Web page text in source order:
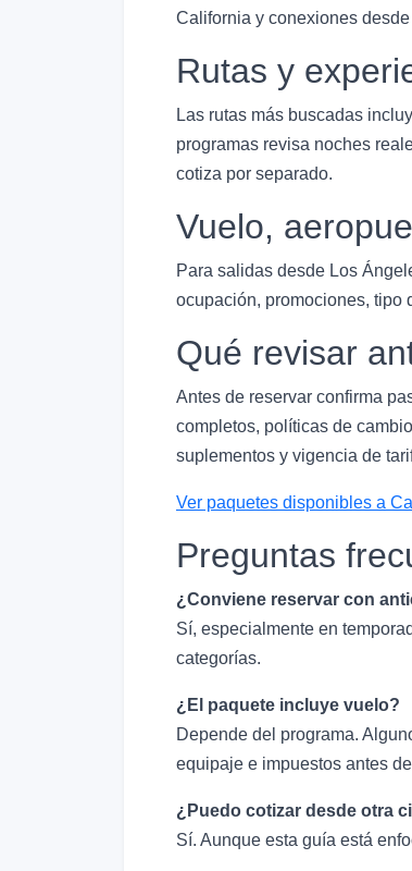
California y conexiones
Rutas y
Las rutas más buscadas
programas revisa noches
cotiza por separado.
Vuelo,
Para salidas desde Los
ocupación, promociones, tipo
Qué revisar
Antes de reservar confirma
completos, políticas de
suplementos y vigencia de
Ver paquetes disponibles a
Preguntas
¿Conviene reservar con
Sí, especialmente en
categorías.
¿El paquete incluye vuelo?
Depende del programa.
equipaje e impuestos antes
¿Puedo cotizar desde otra
Sí. Aunque esta guía está